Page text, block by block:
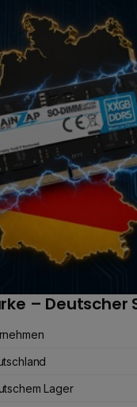
– Deutscher
Lager